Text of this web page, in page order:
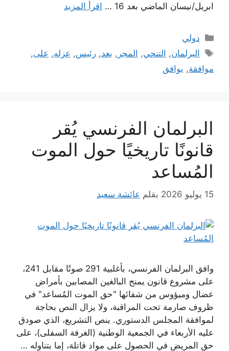
ابريل/نيسان الماضي بعد 16 …
اقرأ المزيد
التصنيفات
دولي
الوسوم
البرلمان, التنحي, المجر , بعد,رئيس, عزله, على,
موافقة, يوافق
البرلمان الفرنسي يُقر
قانونًا تاريخيًا حول الموت
المُساعد
15 يوليو 2026 بقلم عائشة سعيد
وافق البرلمان الفرنسي، بأغلبية 291 صوتًا مقابل 241،
على مشروع قانون يمنح البالغين المصابين بأمراض
عضال وميؤوس من شفائها "حق الموت المُساعد" في
ظروف صارمة تحت المراقبة، ولا يزال النص بحاجة
لموافقة المجلس الدستوري. ينص التشريع، الذي صودق
عليه الأربعاء في الجمعية الوطنية (الغرفة السفلى)، على
حق المريض في الحصول على مواد قاتلة، إما بتناوله …